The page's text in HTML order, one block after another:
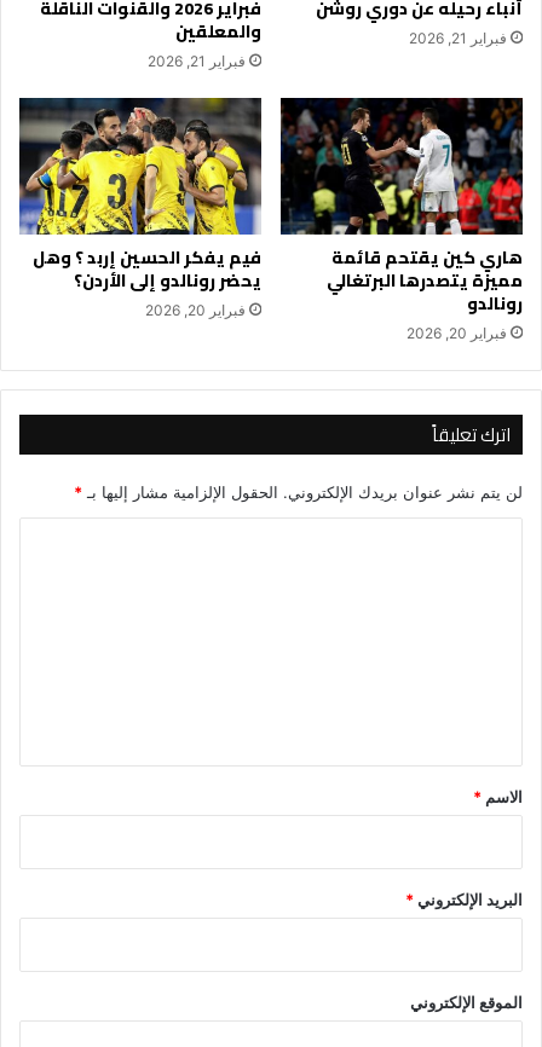
أنباء رحيله عن دوري روشن
فبراير 21, 2026
فبراير 2026 والقنوات الناقلة
والمعلقين
فبراير 21, 2026
هاري كين يقتحم قائمة
مميزة يتصدرها البرتغالي
رونالدو
فبراير 20, 2026
فيم يفكر الحسين إربد ؟ وهل
يحضر رونالدو إلى الأردن؟
فبراير 20, 2026
اترك تعليقاً
لن يتم نشر عنوان بريدك الإلكتروني. الحقول الإلزامية مشار إليها بـ *
*
الاسم *
البريد الإلكتروني*
الموقع الإلكتروني